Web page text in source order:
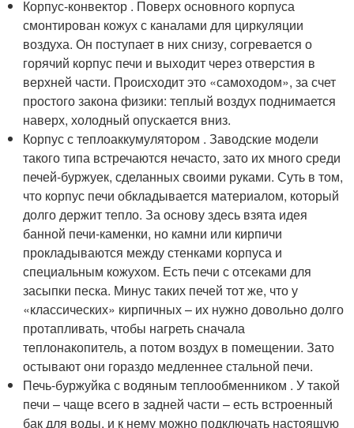
Корпус-конвектор . Поверх основного корпуса
смонтирован кожух с каналами для циркуляции
воздуха. Он поступает в них снизу, согревается о
горячий корпус печи и выходит через отверстия в
верхней части. Происходит это «самоходом», за счет
простого закона физики: теплый воздух поднимается
наверх, холодный опускается вниз.
Корпус с теплоаккумулятором . Заводские модели
такого типа встречаются нечасто, зато их много среди
печей-буржуек, сделанных своими руками. Суть в том,
что корпус печи обкладывается материалом, который
долго держит тепло. За основу здесь взята идея
банной печи-каменки, но камни или кирпичи
прокладываются между стенками корпуса и
специальным кожухом. Есть печи с отсеками для
засыпки песка. Минус таких печей тот же, что у
«классических» кирпичных – их нужно довольно долго
протапливать, чтобы нагреть сначала
теплонакопитель, а потом воздух в помещении. Зато
остывают они гораздо медленнее стальной печи.
Печь-буржуйка с водяным теплообменником . У такой
печи – чаще всего в задней части – есть встроенный
бак для воды, и к нему можно подключать настоящую